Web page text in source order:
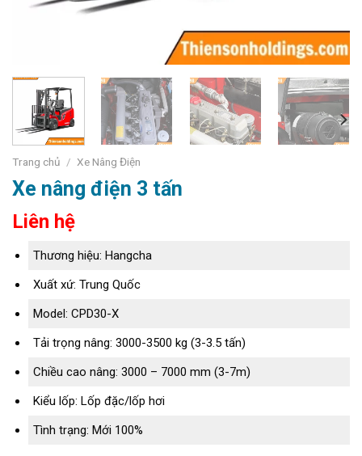
Trang chủ / Xe Nâng Điện
Xe nâng điện 3 tấn
Liên hệ
Thương hiệu: Hangcha
Xuất xứ: Trung Quốc
Model: CPD30-X
Tải trọng nâng: 3000-3500 kg (3-3.5 tấn)
Chiều cao nâng: 3000 – 7000 mm (3-7m)
Kiểu lốp: Lốp đặc/lốp hơi
Tình trạng: Mới 100%